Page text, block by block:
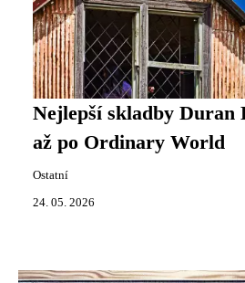
Nejlepší skladby Duran
až po Ordinary World
Ostatní
24. 05. 2026